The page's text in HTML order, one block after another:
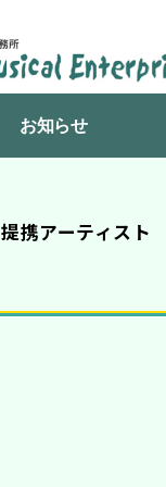
お知らせ
提携アーティスト